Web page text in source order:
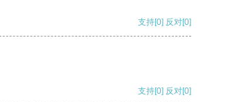
支持[0] 反对[0]
支持[0] 反对[0]